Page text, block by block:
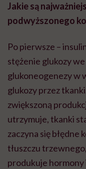
Jakie są
podwyższonego
Po pierwsze –
stężenie glukozy
glukoneogenezy w
glukozy przez
zwiększoną
utrzymuje, tkanki
zaczyna się błędne
tłuszczu
produkuje hormony